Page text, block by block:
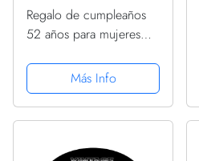
Regalo de cumpleaños
52 años para mujeres
PopSockets PopGrip
Intercambiable
Más Info